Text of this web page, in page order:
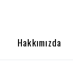
Hakkımızda